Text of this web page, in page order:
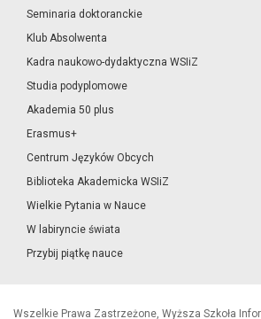
Seminaria doktoranckie
Klub Absolwenta
Kadra naukowo-dydaktyczna WSIiZ
Studia podyplomowe
Akademia 50 plus
Erasmus+
Centrum Języków Obcych
Biblioteka Akademicka WSIiZ
Wielkie Pytania w Nauce
W labiryncie świata
Przybij piątkę nauce
Wszelkie Prawa Zastrzeżone, Wyższa Szkoła